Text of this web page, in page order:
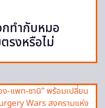
กทำกับหมอ
รงหรือไม่